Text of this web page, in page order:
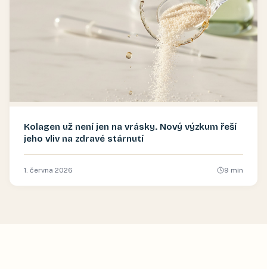
Kolagen už není jen na vrásky. Nový výzkum řeší
jeho vliv na zdravé stárnutí
1. června 2026 9 min